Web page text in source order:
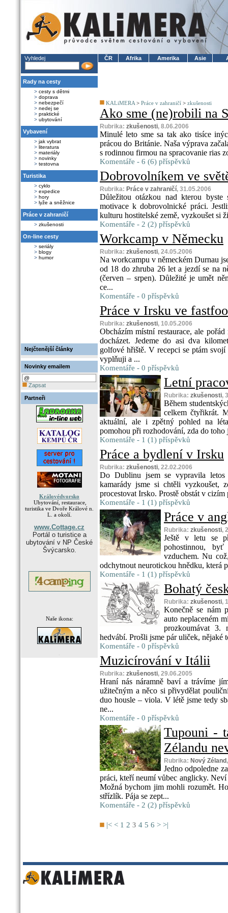
Vyhledej
Rady na cesty
> cesty s dětmi
> doprava
> nebezpečí
> nedej se
> praktické
> ubytování
Vybavení
> jak vybrat
> literatura
> materiály
> novinky
> testovna
Turistika
> cyklo
> expedice
> hory
> lyže a sněžnice
Práce v zahraničí
> zkušenosti
On-line cesty
> seriály
> blogy
> humor
Nejčtenější články
Novinky emailem
Zapsat
Partneři
Královédvorsko
Ubytování, restaurace,
turistika ve Dvoře Králové n.
L. a okolí.
www.Cottage.cz
Portál o turistice a
ubytování v NP České
Švýcarsko.
Naše ikona:
ČR Afrika Amerika Asie
KALiMERA > Práce v zahraničí > zkušenosti
Ako sme (ne)robili na
Rubrika: zkušenosti, 8.06.2006
Minulé leto sme sa tak ako tisíce
prácou do Británie. Naša výprava
s rodinnou firmou na spracovanie rias
Komentáře - 6 (6) příspěvků
Dobrovolníkem ve
Rubrika: Práce v zahraničí, 31.05.2006
Důležitou otázkou nad kterou byste
motivace k dobrovolnické práci.
kulturu hostitelské země, vyzkoušet si
Komentáře - 2 (2) příspěvků
Workcamp v Německu
Rubrika: zkušenosti, 24.05.2006
Na workcampu v německém Durnau
od 18 do zhruba 26 let a jezdí se na
(červen – srpen). Důležité je umět
ce...
Komentáře - 0 příspěvků
Práce v Irsku ve
Rubrika: zkušenosti, 10.05.2006
Obcházím místní restaurace, ale
docházet. Jedeme do asi dva
golfové hřiště. V recepci se ptám
vyplňuji a ...
Komentáře - 0 příspěvků
Letní
Rubrika: zkušenosti,
Během
celkem čtyřikrát.
aktuální, ale i zpětný pohled na
pomohou při rozhodování, zda do toho
Komentáře - 1 (1) příspěvků
Práce a bydlení v Irsku
Rubrika: zkušenosti, 22.02.2006
Do Dublinu jsem se vypravila
kamarády jsme si chtěli vyzkoušet,
procestovat Irsko. Prostě obstát v cizím
Komentáře - 1 (1) příspěvků
Práce v
Rubrika: zkušenosti,
Ještě v letu se
pohostinnou, byť
vzduchem. Nu
odchytnout neurotickou hnědku, která
Komentáře - 1 (1) příspěvků
Bohatý
Rubrika: zkušenosti,
Konečně se nám
auto neplaceném
prozkoumávat 3.
hedvábí. Prošli jsme pár uliček, nějaké
Komentáře - 0 příspěvků
Muzicírování v Itálii
Rubrika: zkušenosti, 29.06.2005
Hraní nás náramně baví a trávíme
užitečným a něco si přivydělat
duo housle – viola. V létě jsme tedy
ne...
Komentáře - 0 příspěvků
Tupouni -
Zélandu
Rubrika: Nový Zéland
Jedno odpoledne
práci, kteří neumí vůbec anglicky.
Možná bychom jim mohli rozumět.
střízlík. Pája se zept...
Komentáře - 2 (2) příspěvků
|< < 1 2 3 4 5 6 > >|